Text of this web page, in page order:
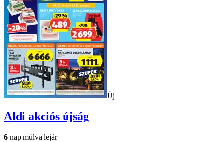
Új
Aldi akciós újság
6 nap múlva lejár